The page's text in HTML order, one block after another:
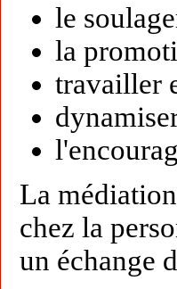
le
la
travailler
La
chez la
un échange